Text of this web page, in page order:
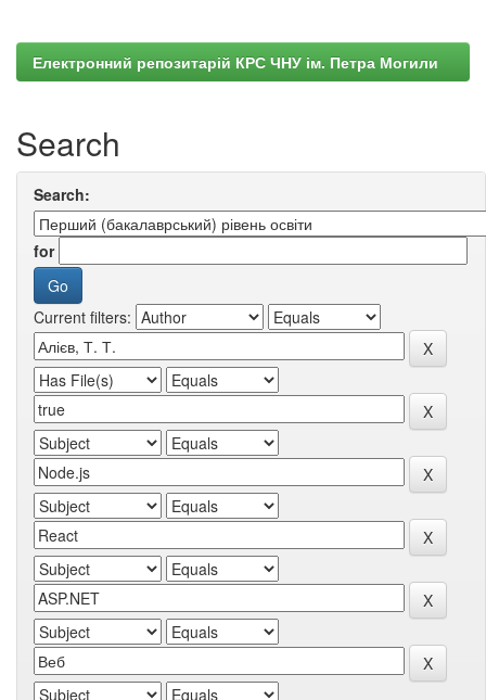
Електронний репозитарій КРС ЧНУ ім. Петра Могили
Search
Search:
for
Current filters: